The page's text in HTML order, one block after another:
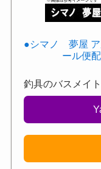
●シマノ 夢屋 ア
ール便
釣具のバスメイ